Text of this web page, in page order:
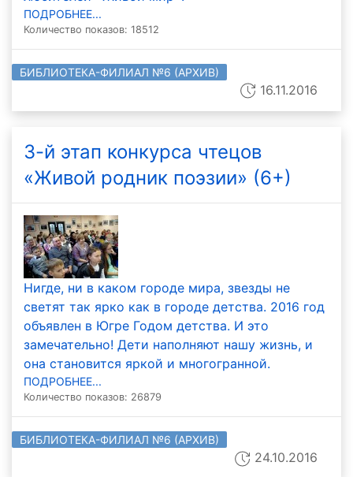
ПОДРОБНЕЕ...
Количество показов: 18512
БИБЛИОТЕКА-ФИЛИАЛ №6 (АРХИВ)
16.11.2016
3-й этап конкурса чтецов
«Живой родник поэзии» (6+)
Нигде, ни в каком городе мира, звезды не
светят так ярко как в городе детства. 2016 год
объявлен в Югре Годом детства. И это
замечательно! Дети наполняют нашу жизнь, и
она становится яркой и многогранной.
ПОДРОБНЕЕ...
Количество показов: 26879
БИБЛИОТЕКА-ФИЛИАЛ №6 (АРХИВ)
24.10.2016